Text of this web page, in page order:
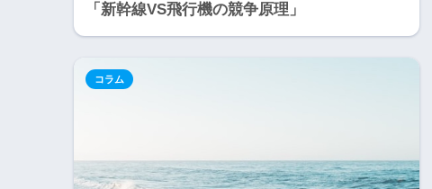
「新幹線VS飛行機の競争原理」
コラム